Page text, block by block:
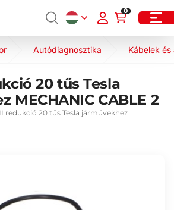
0
Autódiagnosztika Kábelek
20 tűs Tesla
MECHANIC CABLE 2
redukció 20 tűs Tesla járművekhez